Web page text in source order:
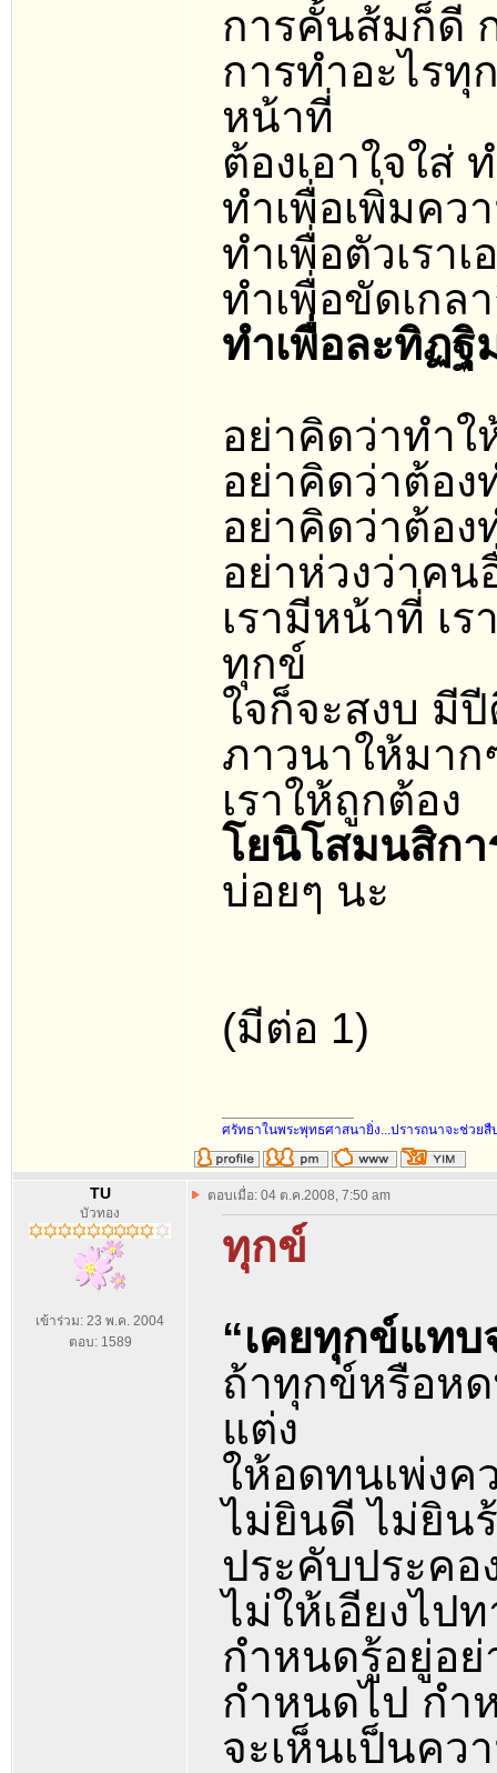
การคั้นส้มก็ดี
การทำอะไรทุ
หน้าที่
ต้องเอาใจใส่
ทำเพื่อเพิ่มคว
ทำเพื่อตัวเราเ
ทำเพื่อขัดเกล
ทำเพื่อละทิฏฐิ
อย่าคิดว่าทำ
อย่าคิดว่าต้อง
อย่าคิดว่าต้อง
อย่าห่วงว่าคน
เรามีหน้าที่ เ
ทุกข์
ใจก็จะสงบ มี
ภาวนาให้มาก
เราให้ถูกต้อง
โยนิโสมนสิกา
บ่อยๆ นะ
(มีต่อ 1)
ศรัทธาในพระพุทธศาสนายิ่ง...ปรารถนาจะช่วย
TU
บัวทอง
เข้าร่วม: 23 พ.ค. 2004
ตอบ: 1589
ตอบเมื่อ: 04 ต.ค.2008, 7:50 am
ทุกข์
“เคยทุกข์แทบ
ถ้าทุกข์หรือห
แต่ง
ให้อดทนเพ่ง
ไม่ยินดี ไม่ยิน
ประคับประคอ
ไม่ให้เอียงไป
กำหนดรู้อยู่อย่
กำหนดไป กำ
จะเห็นเป็นคว